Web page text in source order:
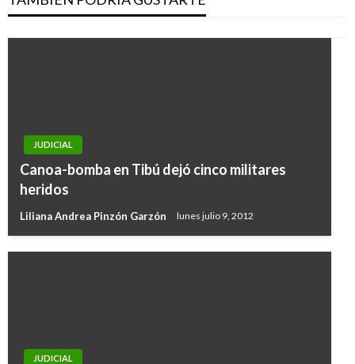
JUDICIAL
Canoa-bomba en Tibú dejó cinco militares
heridos
Liliana Andrea Pinzón Garzón lunes julio 9, 2012
JUDICIAL